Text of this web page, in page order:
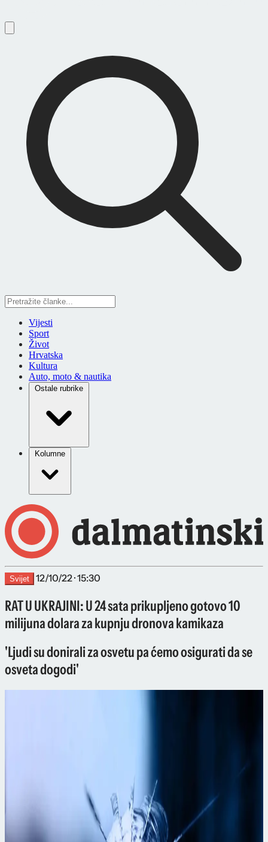
Vijesti
Sport
Život
Hrvatska
Kultura
Auto, moto & nautika
Ostale rubrike
Kolumne
Svijet 12/10/22 · 15:30
RAT U UKRAJINI: U 24 sata prikupljeno gotovo 10
milijuna dolara za kupnju dronova kamikaza
'Ljudi su donirali za osvetu pa ćemo osigurati da se
osveta dogodi'